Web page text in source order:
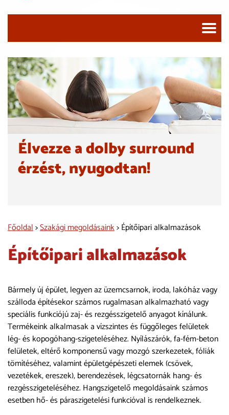
Élvezze a dolby surround
érzést, nyugodtan!
Főoldal>Szakági megoldásaink> Építőipari alkalmazások
Építőipari alkalmazások
Bármely új épület, legyen az üzemcsarnok, iroda, lakóház vagy
szálloda építésekor számos rugalmasan alkalmazható vagy
speciális funkciójú zaj- és rezgésszigetelő anyagot kínálunk.
Termékeink alkalmasak a vízszintes és függőleges felületek
lég- és kopogóhang-szigeteléséhez. Nyílászárók, fa-fém-beton
felületek, eltérő komponensű vagy mozgó szerkezetek, fóliák
tömítéséhez, valamint épületgépészeti elemek (csövek,
vezetékek, ereszek), berendezések, légcsatornák hang- és
rezgésszigeteléséhez. Hangszigetelő megoldásaink számos
esetben hő- és páraszigetelési funkcióval is rendelkeznek.